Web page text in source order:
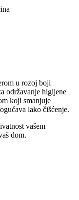
u rozoj boji
održavanje higijene
koji smanjuje
lako čišćenje.
vašem
dom.